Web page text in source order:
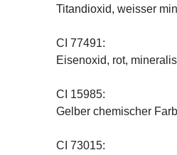
Titandioxid, weisser
CI 77491:
Eisenoxid, rot,
CI 15985:
Gelber chemischer
CI 73015: